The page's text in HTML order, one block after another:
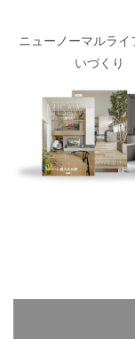
ニューノーマルライ
いづくり